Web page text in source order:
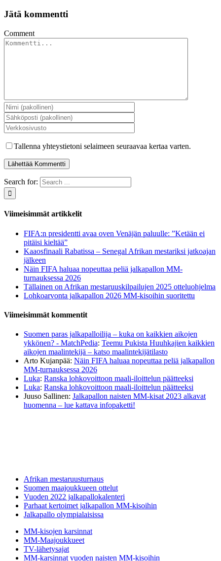
Jätä kommentti
Comment
Tallenna yhteystietoni selaimeen seuraavaa kertaa varten.
Search for:
Viimeisimmät artikkelit
FIFA:n presidentti avaa oven Venäjän paluulle: ”Ketään ei
pitäisi kieltää”
Kaaosfinaali Rabatissa – Senegal Afrikan mestariksi jatkoajan
jälkeen
Näin FIFA haluaa nopeuttaa peliä jalkapallon MM-
turnauksessa 2026
Tällainen on Afrikan mestaruuskilpailujen 2025 otteluohjelma
Lohkoarvonta jalkapallon 2026 MM-kisoihin suoritettu
Viimeisimmät kommentit
Suomen paras jalkapalloilija – kuka on kaikkien aikojen
ykkönen? - MatchPedia: Teemu Pukista Huuhkajien kaikkien
aikojen maalintekijä – katso maalintekijätilasto
Arto Kujanpää: Näin FIFA haluaa nopeuttaa peliä jalkapallon
MM-turnauksessa 2026
Luka: Ranska lohkovoittoon maali-iloittelun päätteeksi
Luka: Ranska lohkovoittoon maali-iloittelun päätteeksi
Juuso Sallinen: Jalkapallon naisten MM-kisat 2023 alkavat
huomenna – lue kattava infopaketti!
Afrikan mestaruusturnaus
Suomen maajoukkueen ottelut
Vuoden 2022 jalkapallokalenteri
Parhaat kertoimet jalkapallon MM-kisoihin
Jalkapallo olympialaisissa
MM-kisojen karsinnat
MM-Maajoukkueet
TV-lähetysajat
MM-karsinnat vuoden naisten MM-kisoihin